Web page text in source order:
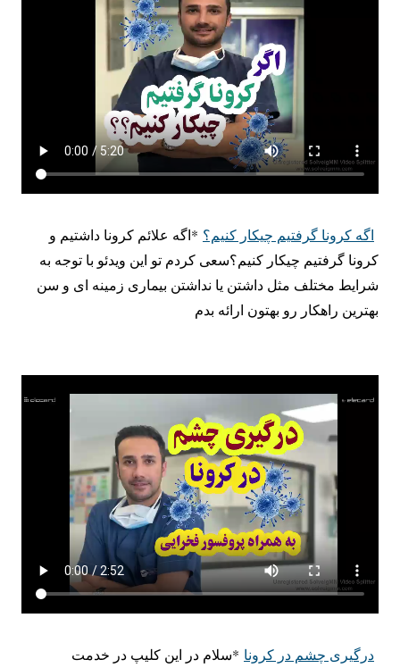
اگه کرونا گرفتیم چیکار کنیم؟ *اگه علائم کرونا داشتیم و
کرونا گرفتیم چیکار کنیم؟سعی کردم تو این ویدئو با توجه به
شرایط مختلف مثل داشتن یا نداشتن بیماری زمینه ای و سن
بهترین راهکار رو بهتون ارائه بدم
درگیری چشم در کرونا *سلام در این کلیپ در خدمت